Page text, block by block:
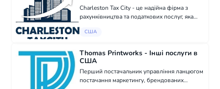
Charleston Tax City - це надійна фірма з
рахунківництва та податкових послуг, яка
Штатах з 2000 року. Ми спеціалізуємося на
США
Thomas Printworks - Інші послуги в
США
Перший постачальник управління ланцюгом
постачання маркетингу, брендованих